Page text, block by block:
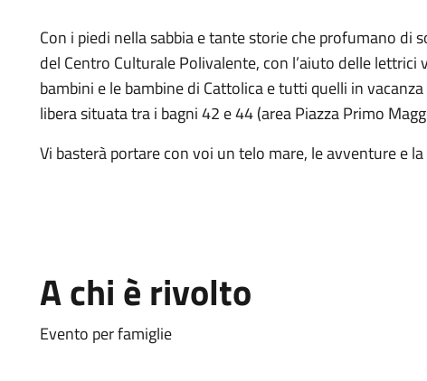
Con i piedi nella sabbia e tante storie che profumano di
del Centro Culturale Polivalente, con l’aiuto delle
bambini e le bambine di Cattolica e tutti quelli in
libera situata tra i bagni 42 e 44 (area Piazza Primo
Vi basterà portare con voi un telo mare, le avventure e
A chi è rivolto
Evento per famiglie